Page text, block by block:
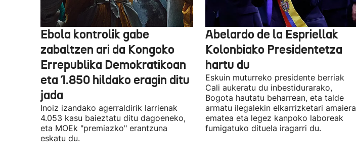
Ebola kontrolik gabe
zabaltzen ari da Kongoko
Errepublika Demokratikoan
eta 1.850 hildako eragin ditu
jada
Inoiz izandako agerraldirik larrienak
4.053 kasu baieztatu ditu dagoeneko,
eta MOEk "premiazko" erantzuna
eskatu du.
Abelardo de la Espriellak
Kolonbiako Presidentetza
hartu du
Eskuin muturreko presidente berriak
Cali aukeratu du inbestidurarako,
Bogota hautatu beharrean, eta talde
armatu ilegalekin elkarrizketari amaiera
ematea eta legez kanpoko laboreak
fumigatuko dituela iragarri du.